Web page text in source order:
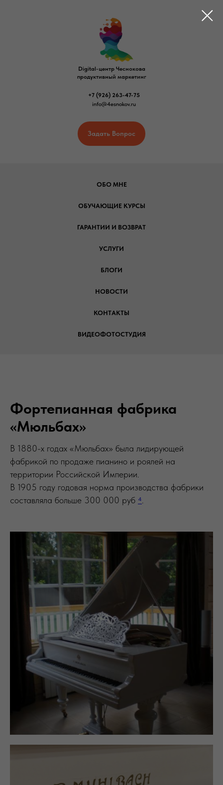
Digital-центр Чеснокова
продуктивный маркетинг
+7 (926) 263-47-75
info@4esnokov.ru
Задать Вопрос
ОБО МНЕ
ОБУЧАЮЩИЕ КУРСЫ
ГАРАНТИИ И ВОЗВРАТ
УСЛУГИ
БЛОГИ
НОВОСТИ
КОНТАКТЫ
ВИДЕОФОТОСТУДИЯ
Фортепианная фабрика
«Мюльбах»
В 1880-х годах «Мюльбах» была лидирующей
фабрикой по продаже пианино и роялей на
территории Российской Империи.
В 1905 году годовая норма производства фабрики
составляла больше 300 000 руб ⁴